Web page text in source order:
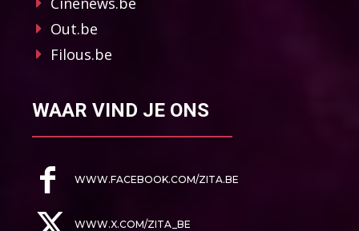
Out.be
Filous.be
WAAR VIND JE ONS
WWW.FACEBOOK.COM/ZITA.BE
WWW.X.COM/ZITA_BE